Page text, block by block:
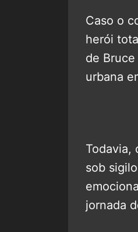
Caso o
herói
de
urbana
Todavia,
sob
jornada